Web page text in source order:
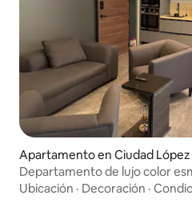
Apartamento en Ciudad
Departamento de lujo color
NUEVO)
Ubicación · Decoración ·